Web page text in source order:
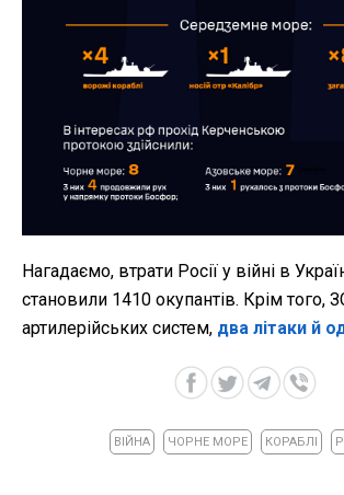
Нагадаємо, втрати Росії у війні в
становили 1410 окупантів. Крім того,
артилерійських систем, два літаки й
ВІЙНА ЧОРНЕ МОРЕ КОРАБЛІ